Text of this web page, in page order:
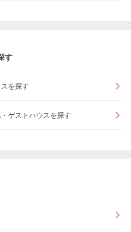
す
を探す
ゲストハウスを探す